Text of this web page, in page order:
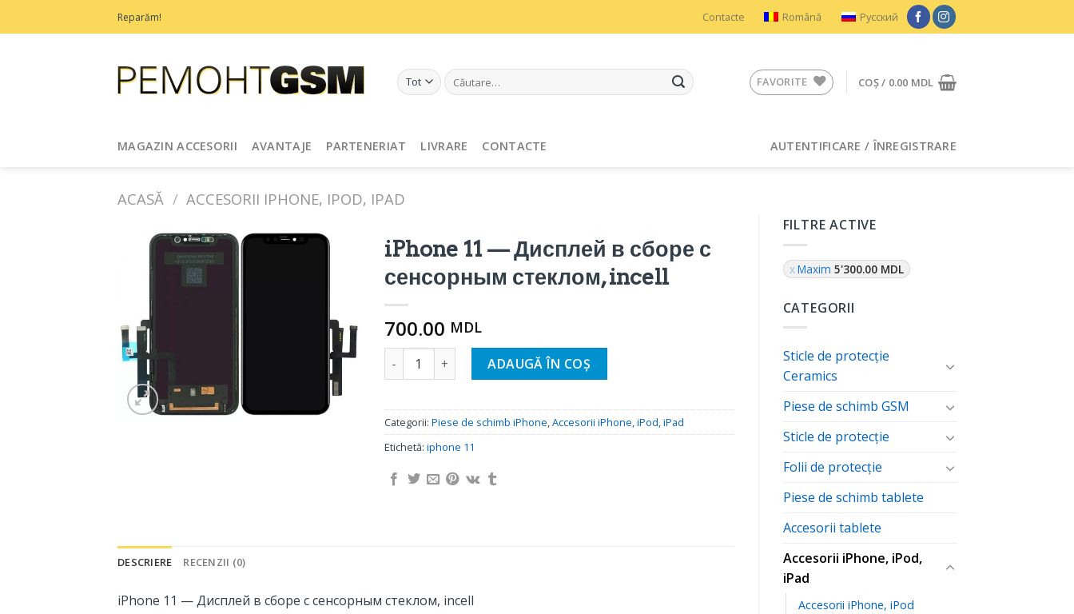
la
Reparăm! Contacte Română Русский
Caută
după:
FAVORITE COȘ / 0.00 MDL
MAGAZIN ACCESORII AVANTAJE PARTENERIAT LIVRARE CONTACTE AUTENTIFICARE / ÎNREGISTRARE
ACASĂ / ACCESORII IPHONE, IPOD, IPAD
FILTRE ACTIVE
Maxim 5'300.00 MDL
CATEGORII
Sticle de protecție
Ceramics
Piese de schimb GSM
Sticle de protecție
Folii de protecţie
Piese de schimb tablete
Accesorii tablete
Accesorii iPhone, iPod,
iPad
Accesorii iPhone, iPod
iPhone 11 — Дисплей в сборе с
сенсорным стеклом, incell
700.00 MDL
Cantitate iPhone 11 - Дисплей в сборе с сенсорным стеклом, incell
ADAUGĂ ÎN COȘ
Categorii: Piese de schimb iPhone,Accesorii iPhone, iPod, iPad
Etichetă: iphone 11
DESCRIERE RECENZII (0)
iPhone 11 — Дисплей в сборе с сенсорным стеклом, incell